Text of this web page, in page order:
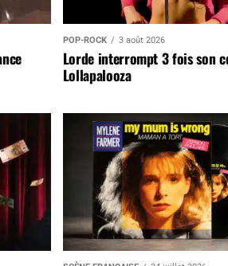
POP-ROCK 3 août 2026
Lorde interrompt 3 fois son
Lollapalooza